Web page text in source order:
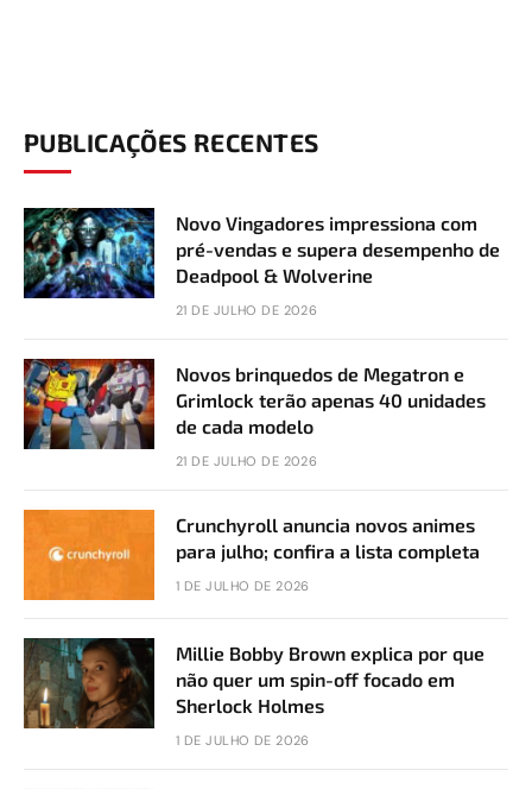
PUBLICAÇÕES RECENTES
Novo Vingadores impressiona com
pré-vendas e supera desempenho de
Deadpool & Wolverine
21 DE JULHO DE 2026
Novos brinquedos de Megatron e
Grimlock terão apenas 40 unidades
de cada modelo
21 DE JULHO DE 2026
Crunchyroll anuncia novos animes
para julho; confira a lista completa
1 DE JULHO DE 2026
Millie Bobby Brown explica por que
não quer um spin-off focado em
Sherlock Holmes
1 DE JULHO DE 2026